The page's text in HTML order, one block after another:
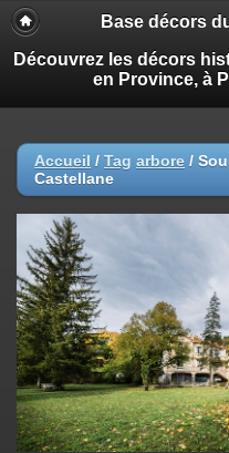
Base décors
Découvrez les décors
en Province, à
Accueil / Tag arbore /
Castellane